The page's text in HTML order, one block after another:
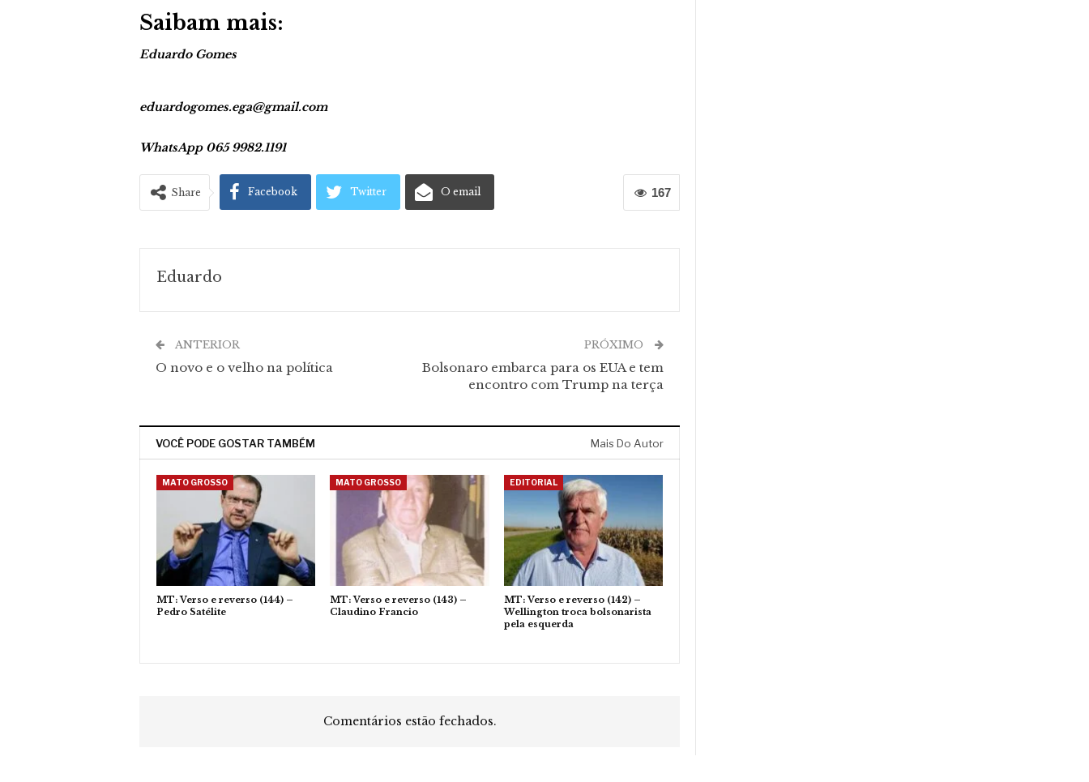
Saibam mais:
Eduardo Gomes
eduardogomes.ega@gmail.com
WhatsApp 065 9982.1191
167
Share Facebook Twitter O email
Eduardo
ANTERIOR
O novo e o velho na política
PRÓXIMO
Bolsonaro embarca para os EUA e tem
encontro com Trump na terça
VOCÊ PODE GOSTAR TAMBÉM Mais Do Autor
MATO GROSSO
MT: Verso e reverso (144) –
Pedro Satélite
MATO GROSSO
MT: Verso e reverso (143) –
Claudino Francio
EDITORIAL
MT: Verso e reverso (142) –
Wellington troca bolsonarista
pela esquerda
Comentários estão fechados.